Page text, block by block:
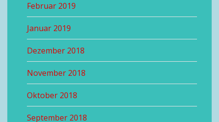
Februar 2019
Januar 2019
Dezember 2018
November 2018
Oktober 2018
September 2018